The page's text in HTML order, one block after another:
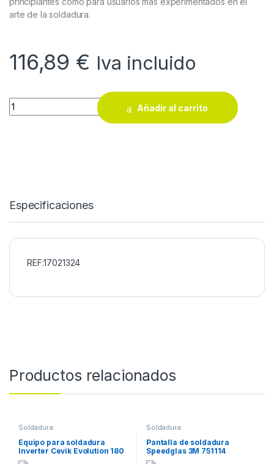
arte de la soldadura.
116,89 € Iva incluido
Grupo para soldadura Mini Inverter +M 145A Cevik quantity
Añadir al carrito
Especificaciones
REF:17021324
Productos relacionados
Soldadura
Equipo para soldadura
Inverter Cevik Evolution 180
Soldadura
Pantalla de soldadura
Speedglas 3M 751114